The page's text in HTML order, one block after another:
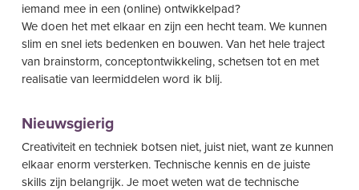
iemand mee in een (online) ontwikkelpad?
We doen het met elkaar en zijn een hecht team. We kunnen
slim en snel iets bedenken en bouwen. Van het hele traject
van brainstorm, conceptontwikkeling, schetsen tot en met
realisatie van leermiddelen word ik blij.
Nieuwsgierig
Creativiteit en techniek botsen niet, juist niet, want ze kunnen
elkaar enorm versterken. Technische kennis en de juiste
skills zijn belangrijk. Je moet weten wat de technische